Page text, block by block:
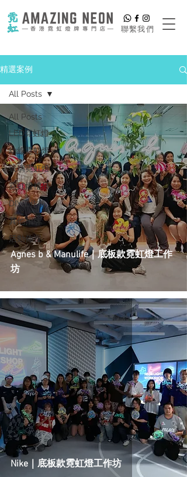
​聯繫我們
精選案例
All Posts
LED霓虹燈
幼線霓虹燈
玻璃霓虹燈
霓虹燈禮品
DIY工作坊
其他招牌
活動佈置
All Posts
Agnes b & Manulife｜底板款霓虹燈工作
坊
Nike｜底板款霓虹燈工作坊